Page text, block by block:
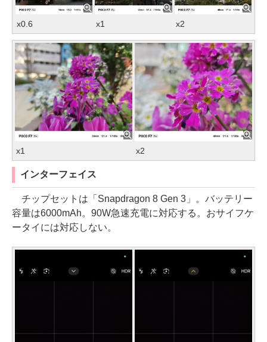
x0.6 x1 x2
x1 x2
インターフェイス
チップセットは「Snapdragon 8 Gen 3」。バッテリー
容量は6000mAh。90W急速充電に対応する。おサイフケ
ータイには対応しない。